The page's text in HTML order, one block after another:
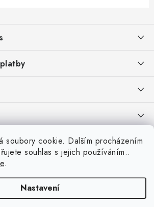
soubory cookie. Dalším procházením
souhlas s jejich používáním..
.
Nastavení
mobil Apple iPhone.
Recenze obchodu